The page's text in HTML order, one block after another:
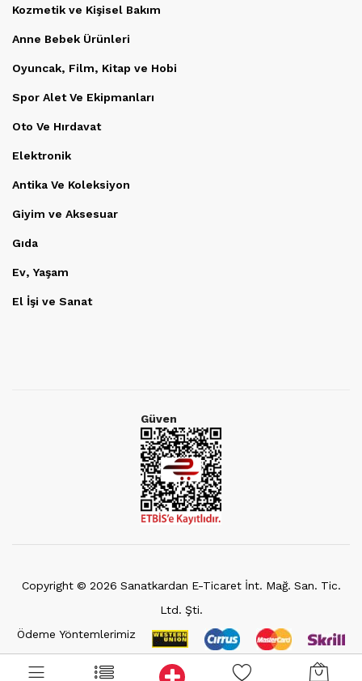
Kozmetik ve Kişisel Bakım
Anne Bebek Ürünleri
Oyuncak, Film, Kitap ve Hobi
Spor Alet Ve Ekipmanları
Oto Ve Hırdavat
Elektronik
Antika Ve Koleksiyon
Giyim ve Aksesuar
Gıda
Ev, Yaşam
El İşi ve Sanat
Güven
Copyright © 2026 Sanatkardan E-Ticaret İnt. Mağ. San. Tic.
Ltd. Şti.
Ödeme Yöntemlerimiz